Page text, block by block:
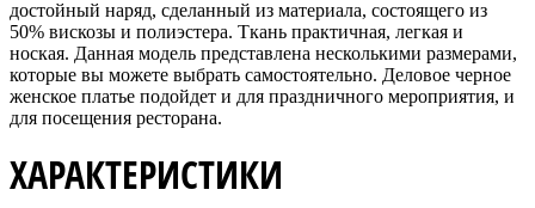
достойный наряд, сделанный из материала, состоящего из
50% вискозы и полиэстера. Ткань практичная, легкая и
ноская. Данная модель представлена несколькими размерами,
которые вы можете выбрать самостоятельно. Деловое черное
женское платье подойдет и для праздничного мероприятия, и
для посещения ресторана.
ХАРАКТЕРИСТИКИ